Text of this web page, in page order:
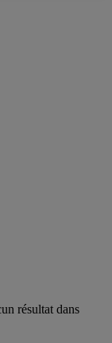
résultat dans